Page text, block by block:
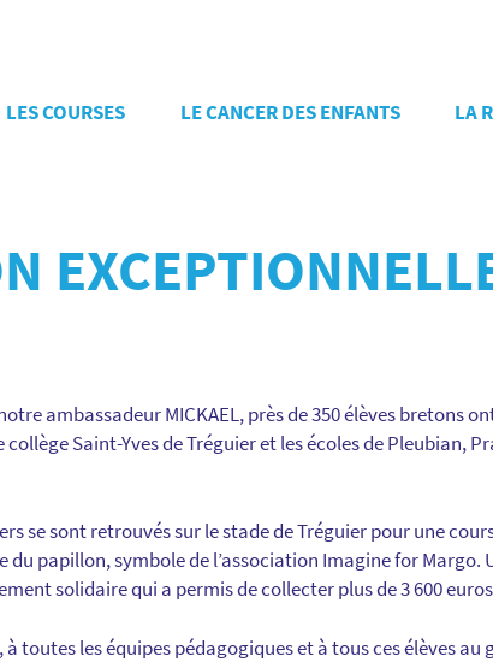
LES COURSES LE CANCER DES ENFANTS LA
ambassadeur MICKAEL, près de 350 élèves bretons
Saint-Yves de Tréguier et les écoles de Pleubian,
se sont retrouvés sur le stade de Tréguier pour une
du papillon, symbole de l’association Imagine for Margo.
solidaire qui a permis de collecter plus de 3 600
à toutes les équipes pédagogiques et à tous ces élèves